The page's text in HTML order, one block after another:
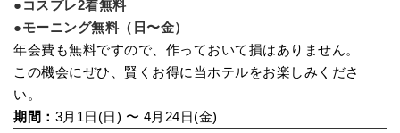
● コスプレ2着無料
●モーニング無料（日〜金）
年会費も無料ですので、作っておいて損はありません。
この機会にぜひ、賢くお得に当ホテルをお楽しみくださ
い。
期間： 3月1日(日) 〜 4月24日(金)